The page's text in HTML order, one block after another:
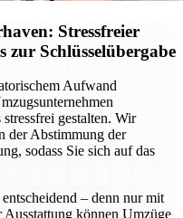
Stressfreier
Schlüsselübergabe
Aufwand
gestalten. Wir
der Abstimmung der
sodass Sie sich auf das
– denn nur mit
können Umzüge